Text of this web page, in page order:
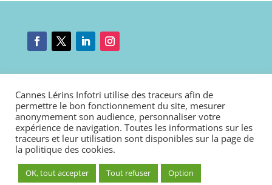
Politique de cookies|Déclaration d’accessibilité
Cannes Lérins Infotri utilise des traceurs afin de
permettre le bon fonctionnement du site, mesurer
anonymement son audience, personnaliser votre
expérience de navigation. Toutes les informations sur les
traceurs et leur utilisation sont disponibles sur la page de
la politique des cookies.
OK, tout accepter Tout refuser Option